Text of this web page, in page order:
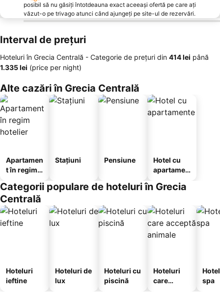
posibil să nu găsiți întotdeauna exact aceeași ofertă pe care ați
văzut-o pe trivago atunci când ajungeți pe site-ul de rezervări.
Interval de prețuri
Hoteluri în Grecia Centrală - Categorie de preţuri din ‎414 lei până
‎1.335 lei (price per night)
Alte cazări în Grecia Centrală
Apartamen
t în regim
Stațiuni Pensiune
Hotel cu
apartamen
Categorii populare de hoteluri în Grecia
Centrală
Hoteluri
ieftine
Hoteluri de
lux
Hoteluri cu
piscină
Hoteluri
care
spa